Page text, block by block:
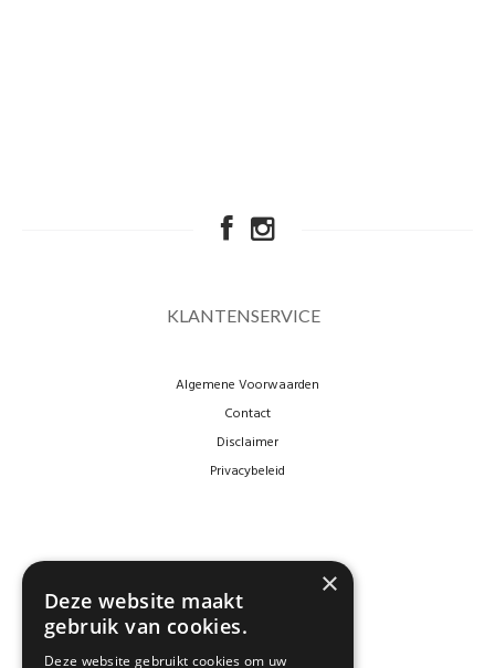
KLANTENSERVICE
Algemene Voorwaarden
Contact
Disclaimer
Privacybeleid
×
Deze website maakt
gebruik van cookies.
Deze website gebruikt cookies om uw